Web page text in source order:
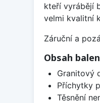
kteří vyrábějí
velmi kvalitní
Záruční a
Obsah
Granitový
Příchytky
Těsnění